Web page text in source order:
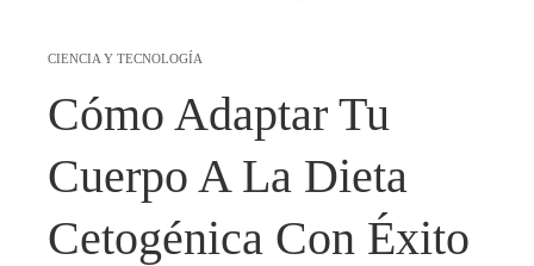
CIENCIA Y TECNOLOGÍA
Cómo Adaptar Tu
Cuerpo A La Dieta
Cetogénica Con Éxito